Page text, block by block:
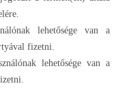
lehetősége van a
fizetni.
lehetősége van a